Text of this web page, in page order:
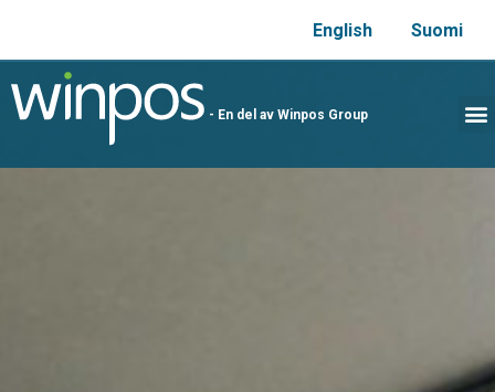
English Suomi
- En del av Winpos Group